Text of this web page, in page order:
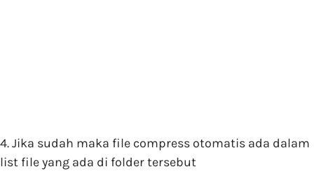
4. Jika sudah maka file compress otomatis ada dalam
list file yang ada di folder tersebut